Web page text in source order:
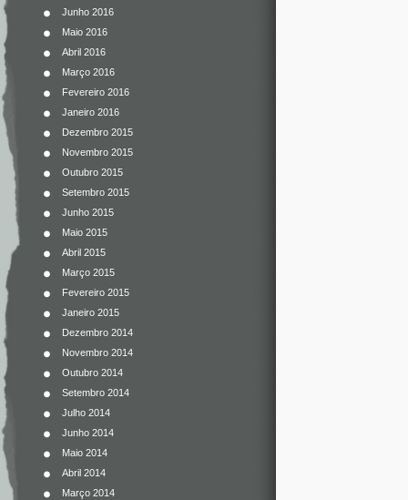
Junho 2016
Maio 2016
Abril 2016
Março 2016
Fevereiro 2016
Janeiro 2016
Dezembro 2015
Novembro 2015
Outubro 2015
Setembro 2015
Junho 2015
Maio 2015
Abril 2015
Março 2015
Fevereiro 2015
Janeiro 2015
Dezembro 2014
Novembro 2014
Outubro 2014
Setembro 2014
Julho 2014
Junho 2014
Maio 2014
Abril 2014
Março 2014